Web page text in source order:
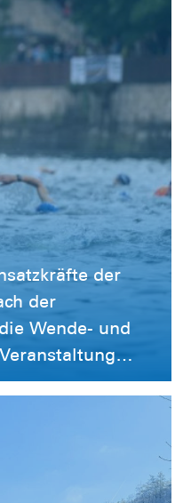
der
der
Wende- und
sicher. Hierfür
Athleten den
sicher aus
ereigneten sich